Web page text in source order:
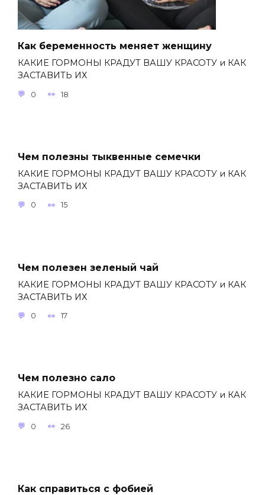
Как беременность меняет женщину
КАКИЕ ГОРМОНЫ КРАДУТ ВАШУ КРАСОТУ и КАК
ЗАСТАВИТЬ ИХ
0 18
Чем полезны тыквенные семечки
КАКИЕ ГОРМОНЫ КРАДУТ ВАШУ КРАСОТУ и КАК
ЗАСТАВИТЬ ИХ
0 15
Чем полезен зеленый чай
КАКИЕ ГОРМОНЫ КРАДУТ ВАШУ КРАСОТУ и КАК
ЗАСТАВИТЬ ИХ
0 17
Чем полезно сало
КАКИЕ ГОРМОНЫ КРАДУТ ВАШУ КРАСОТУ и КАК
ЗАСТАВИТЬ ИХ
0 26
Как справиться с фобией